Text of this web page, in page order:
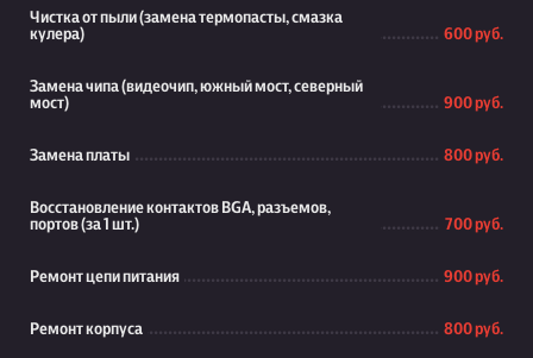
Чистка от пыли (замена термопасты, смазка
кулера)
600 руб.
Замена чипа (видеочип, южный мост, северный
мост)
900 руб.
Замена платы 800 руб.
Восстановление контактов BGA, разъемов,
портов (за 1 шт.)
700 руб.
Ремонт цепи питания 900 руб.
Ремонт корпуса 800 руб.